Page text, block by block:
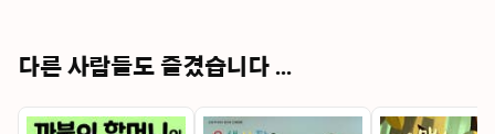
다른 사람들도 즐겼습니다 ...